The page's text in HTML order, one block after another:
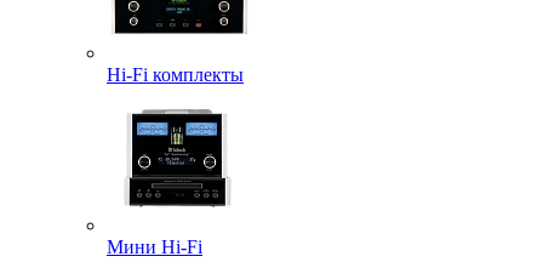
Hi-Fi комплекты
Мини Hi-Fi